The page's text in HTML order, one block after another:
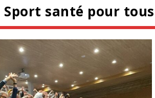
Sport santé pour tous